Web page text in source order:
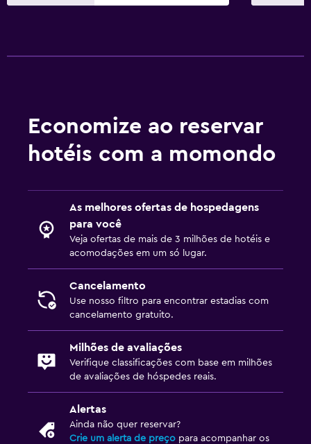
Economize ao reservar
hotéis com a momondo
As melhores ofertas de hospedagens
para você
Veja ofertas de mais de 3 milhões de hotéis e
acomodações em um só lugar.
Cancelamento
Use nosso filtro para encontrar estadias com
cancelamento gratuito.
Milhões de avaliações
Verifique classificações com base em milhões
de avaliações de hóspedes reais.
Alertas
Ainda não quer reservar?
Crie um alerta de preço para acompanhar os